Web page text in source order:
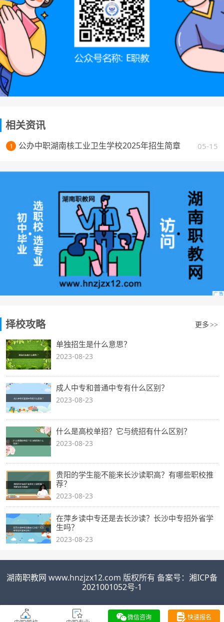
相关资讯
1 05-15
公办中职湖南核工业卫生学校2025年招生简章
择校攻略 更多 >>
单独招生是什么意思？
2023-08-23
成人中专和普通中专有什么区别？
2023-08-23
什么是高校单招？它与统招有什么区别？
2023-08-23
贵阳的学生能不能来长沙读职高？有哪些职校推
荐？
2023-08-23
在萍乡读中专还是去长沙读？长沙中专招外省学
生吗？
2023-08-23
湖南职教网 www.hnzjzx12.com 版权所有 备案号： 湘ICP备
2021001052号-1
微信咨询 快速报名